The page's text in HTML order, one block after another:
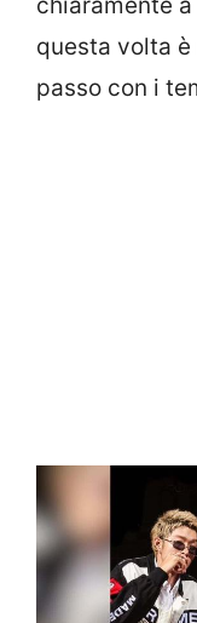
chiaramente
questa volta
passo con i